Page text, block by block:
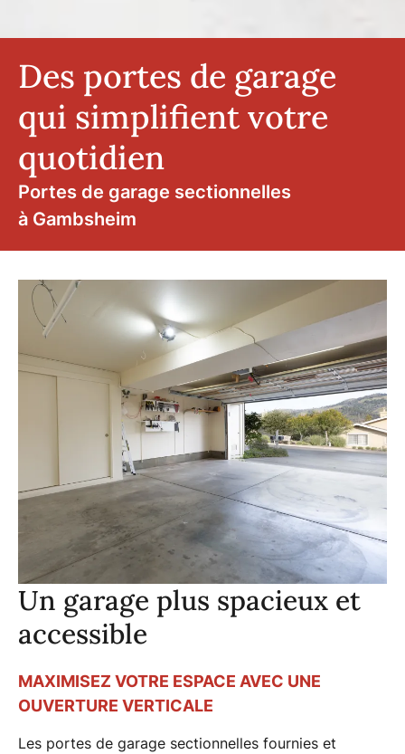
Portes de garage sectionnelles
à Gambsheim
Des portes de garage
qui simplifient votre
quotidien
Un garage plus spacieux et
accessible
MAXIMISEZ VOTRE ESPACE AVEC UNE
OUVERTURE VERTICALE
Les portes de garage sectionnelles fournies et